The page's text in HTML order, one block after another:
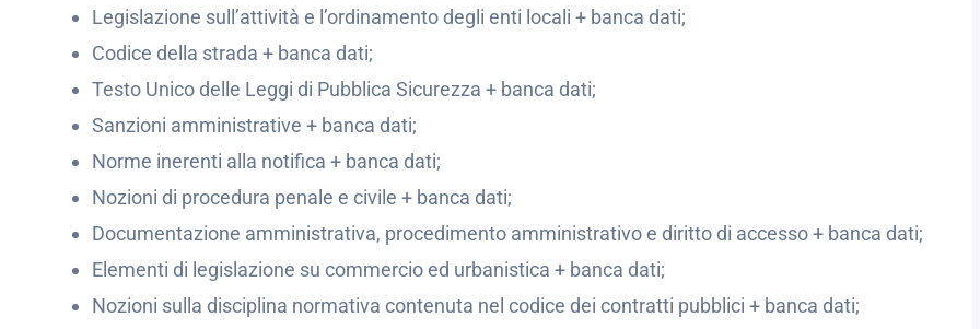
Legislazione sull’attività e l’ordinamento degli enti locali + banca dati;
Codice della strada + banca dati;
Testo Unico delle Leggi di Pubblica Sicurezza + banca dati;
Sanzioni amministrative + banca dati;
Norme inerenti alla notifica + banca dati;
Nozioni di procedura penale e civile + banca dati;
Documentazione amministrativa, procedimento amministrativo e diritto di accesso + banca dati;
Elementi di legislazione su commercio ed urbanistica + banca dati;
Nozioni sulla disciplina normativa contenuta nel codice dei contratti pubblici + banca dati;